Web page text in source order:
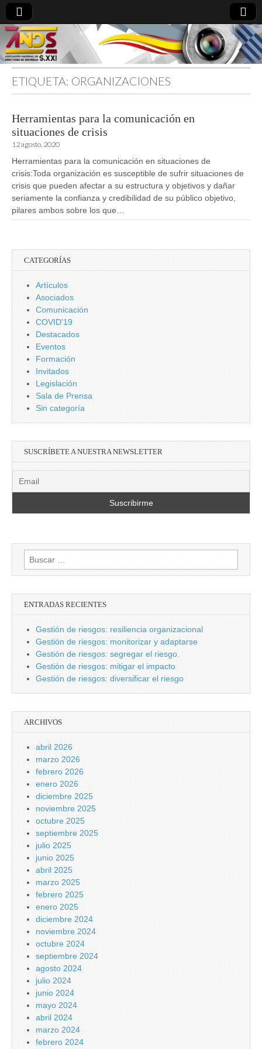
directoresdeseguridad.es
ETIQUETA: ORGANIZACIONES
Herramientas para la comunicación en
situaciones de crisis
12 agosto, 2020
Herramientas para la comunicación en situaciones de
crisis:Toda organización es susceptible de sufrir situaciones de
crisis que pueden afectar a su estructura y objetivos y dañar
seriamente la confianza y credibilidad de su público objetivo,
pilares ambos sobre los que…
CATEGORÍAS
Artículos
Asociados
Comunicación
COVID'19
Destacados
Eventos
Formación
Invitados
Legislación
Sala de Prensa
Sin categoría
SUSCRÍBETE A NUESTRA NEWSLETTER
Buscar:
ENTRADAS RECIENTES
Gestión de riesgos: resiliencia organizacional
Gestión de riesgos: monitorizar y adaptarse
Gestión de riesgos: segregar el riesgo.
Gestión de riesgos: mitigar el impacto
Gestión de riesgos: diversificar el riesgo
ARCHIVOS
abril 2026
marzo 2026
febrero 2026
enero 2026
diciembre 2025
noviembre 2025
octubre 2025
septiembre 2025
julio 2025
junio 2025
abril 2025
marzo 2025
febrero 2025
enero 2025
diciembre 2024
noviembre 2024
octubre 2024
septiembre 2024
agosto 2024
julio 2024
junio 2024
mayo 2024
abril 2024
marzo 2024
febrero 2024